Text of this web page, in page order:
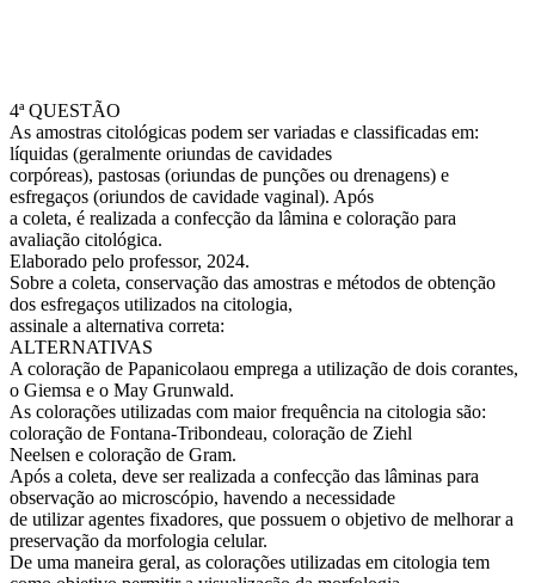
4ª QUESTÃO
As amostras citológicas podem ser variadas e classificadas em:
líquidas (geralmente oriundas de cavidades
corpóreas), pastosas (oriundas de punções ou drenagens) e
esfregaços (oriundos de cavidade vaginal). Após
a coleta, é realizada a confecção da lâmina e coloração para
avaliação citológica.
Elaborado pelo professor, 2024.
Sobre a coleta, conservação das amostras e métodos de obtenção
dos esfregaços utilizados na citologia,
assinale a alternativa correta:
ALTERNATIVAS
A coloração de Papanicolaou emprega a utilização de dois corantes,
o Giemsa e o May Grunwald.
As colorações utilizadas com maior frequência na citologia são:
coloração de Fontana-Tribondeau, coloração de Ziehl
Neelsen e coloração de Gram.
Após a coleta, deve ser realizada a confecção das lâminas para
observação ao microscópio, havendo a necessidade
de utilizar agentes fixadores, que possuem o objetivo de melhorar a
preservação da morfologia celular.
De uma maneira geral, as colorações utilizadas em citologia tem